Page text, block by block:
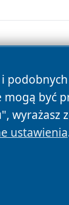
i
być
wyrażasz
ustawienia